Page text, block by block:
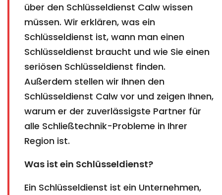
über den Schlüsseldienst Calw wissen
müssen. Wir erklären, was ein
Schlüsseldienst ist, wann man einen
Schlüsseldienst braucht und wie Sie einen
seriösen Schlüsseldienst finden.
Außerdem stellen wir Ihnen den
Schlüsseldienst Calw vor und zeigen Ihnen,
warum er der zuverlässigste Partner für
alle Schließtechnik-Probleme in Ihrer
Region ist.
Was ist ein Schlüsseldienst?
Ein Schlüsseldienst ist ein Unternehmen,